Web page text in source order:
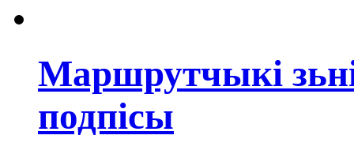
Маршрутчыкі
подпісы